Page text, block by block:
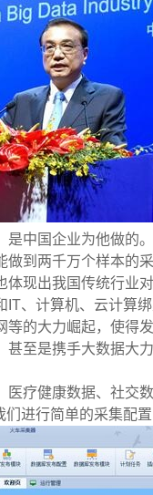
中国企业为他做的
到两千万个样本的
现出我国传统行业
、计算机、云计算
的大力崛起，使得
至是携手大数据大
疗健康数据、社交
进行简单的采集配